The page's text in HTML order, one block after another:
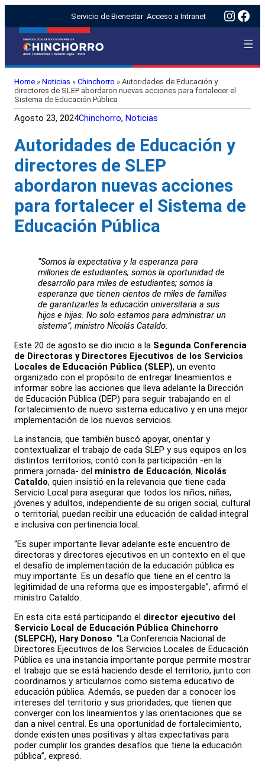
Servicio de Bienestar Acceso a Intranet
Home » Noticias » Chinchorro » Autoridades de Educación y
directores de SLEP abordaron nuevas acciones para fortalecer el
Sistema de Educación Pública
Agosto 23, 2024Chinchorro, Noticias
Autoridades de Educación y
directores de SLEP
abordaron nuevas acciones
para fortalecer el Sistema de
Educación Pública
“Somos la expectativa y la esperanza para
millones de estudiantes; somos la oportunidad de
desarrollo para miles de estudiantes; somos la
esperanza que tienen cientos de miles de familias
de garantizarles la educación universitaria a sus
hijos e hijas. No solo estamos para administrar un
sistema”, ministro Nicolás Cataldo.
Este 20 de agosto se dio inicio a la Segunda Conferencia
de Directoras y Directores Ejecutivos de los Servicios
Locales de Educación Pública (SLEP), un evento
organizado con el propósito de entregar lineamientos e
informar sobre las acciones que lleva adelante la Dirección
de Educación Pública (DEP) para seguir trabajando en el
fortalecimiento de nuevo sistema educativo y en una mejor
implementación de los nuevos servicios.
La instancia, que también buscó apoyar, orientar y
contextualizar el trabajo de cada SLEP y sus equipos en los
distintos territorios, contó con la participación -en la
primera jornada- del ministro de Educación, Nicolás
Cataldo, quien insistió en la relevancia que tiene cada
Servicio Local para asegurar que todos los niños, niñas,
jóvenes y adultos, independiente de su origen social, cultural
o territorial, puedan recibir una educación de calidad integral
e inclusiva con pertinencia local.
“Es super importante llevar adelante este encuentro de
directoras y directores ejecutivos en un contexto en el que
el desafío de implementación de la educación pública es
muy importante. Es un desafío que tiene en el centro la
legitimidad de una reforma que es impostergable”, afirmó el
ministro Cataldo.
En esta cita está participando el director ejecutivo del
Servicio Local de Educación Pública Chinchorro
(SLEPCH), Hary Donoso. “La Conferencia Nacional de
Directores Ejecutivos de los Servicios Locales de Educación
Pública es una instancia importante porque permite mostrar
el trabajo que se está haciendo desde el territorio, junto con
coordinarnos y articularnos como sistema educativo de
educación pública. Además, se pueden dar a conocer los
intereses del territorio y sus prioridades, que tienen que
converger con los lineamientos y las orientaciones que se
dan a nivel central. Es una oportunidad de fortalecimiento,
donde existen unas positivas y altas expectativas para
poder cumplir los grandes desafíos que tiene la educación
pública”, expresó.